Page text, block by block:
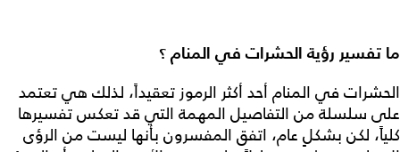
ما تفسير رؤية الحشرات في المنام ؟
الحشرات في المنام أحد أكثر الرموز تعقيداً، لذلك هي تعتمد
على سلسلة من التفاصيل المهمة التي قد تعكس تفسيرها
كلياً، لكن بشكلٍ عام، اتفق المفسرون بأنها ليست من الرؤى